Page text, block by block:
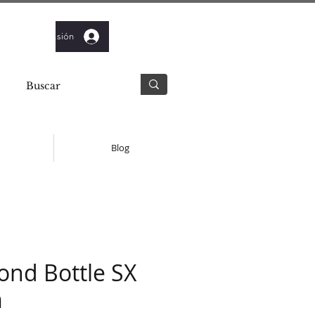
Iniciar sesión
Blog
Bottle SX